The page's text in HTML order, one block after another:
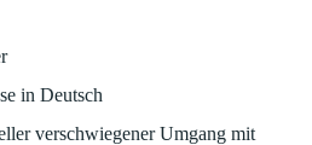
in Deutsch
verschwiegener Umgang mit